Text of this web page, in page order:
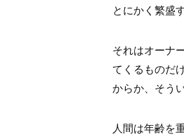
とにかく繁盛
それはオーナ
てくるものだ
からか、そう
人間は年齢を